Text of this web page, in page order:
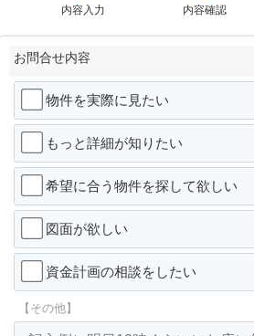
内容入力
内容確認
お問合せ内容
物件を実際に見たい
もっと詳細が知りたい
希望に合う物件を探して欲しい
図面が欲しい
資金計画の相談をしたい
【その他】